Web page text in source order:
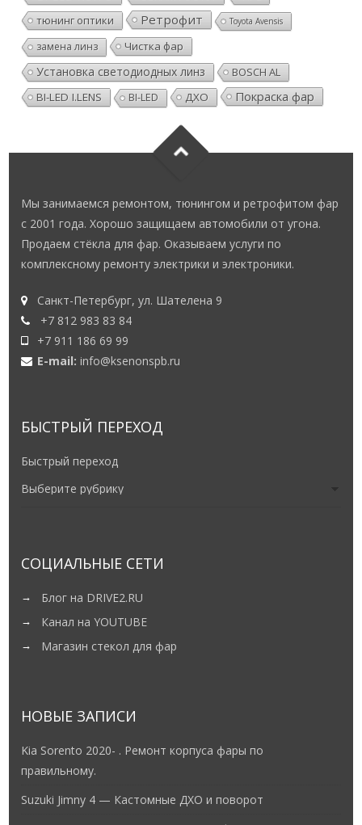
тюнинг оптики
Ретрофит Toyota Avensis
замена линз Чистка фар
Установка светодиодных линз
BOSCH AL
BI-LED I.LENS
BI-LED ДХО Покраска фар
с 2001 года. Хорошо защищаем автомобили от угона.
Продаем стёкла для фар. Оказываем услуги по
комплексному ремонту электрики и электроники.
+7 812 983 83 84
+7 911 186 69 99
E-mail:info@ksenonspb.ru
БЫСТРЫЙ ПЕРЕХОД
правильному.